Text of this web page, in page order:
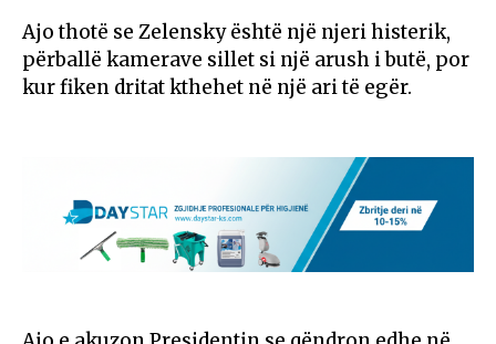
Ajo thotë se Zelensky është një njeri histerik,
përballë kamerave sillet si një arush i butë, por
kur fiken dritat kthehet në një ari të egër.